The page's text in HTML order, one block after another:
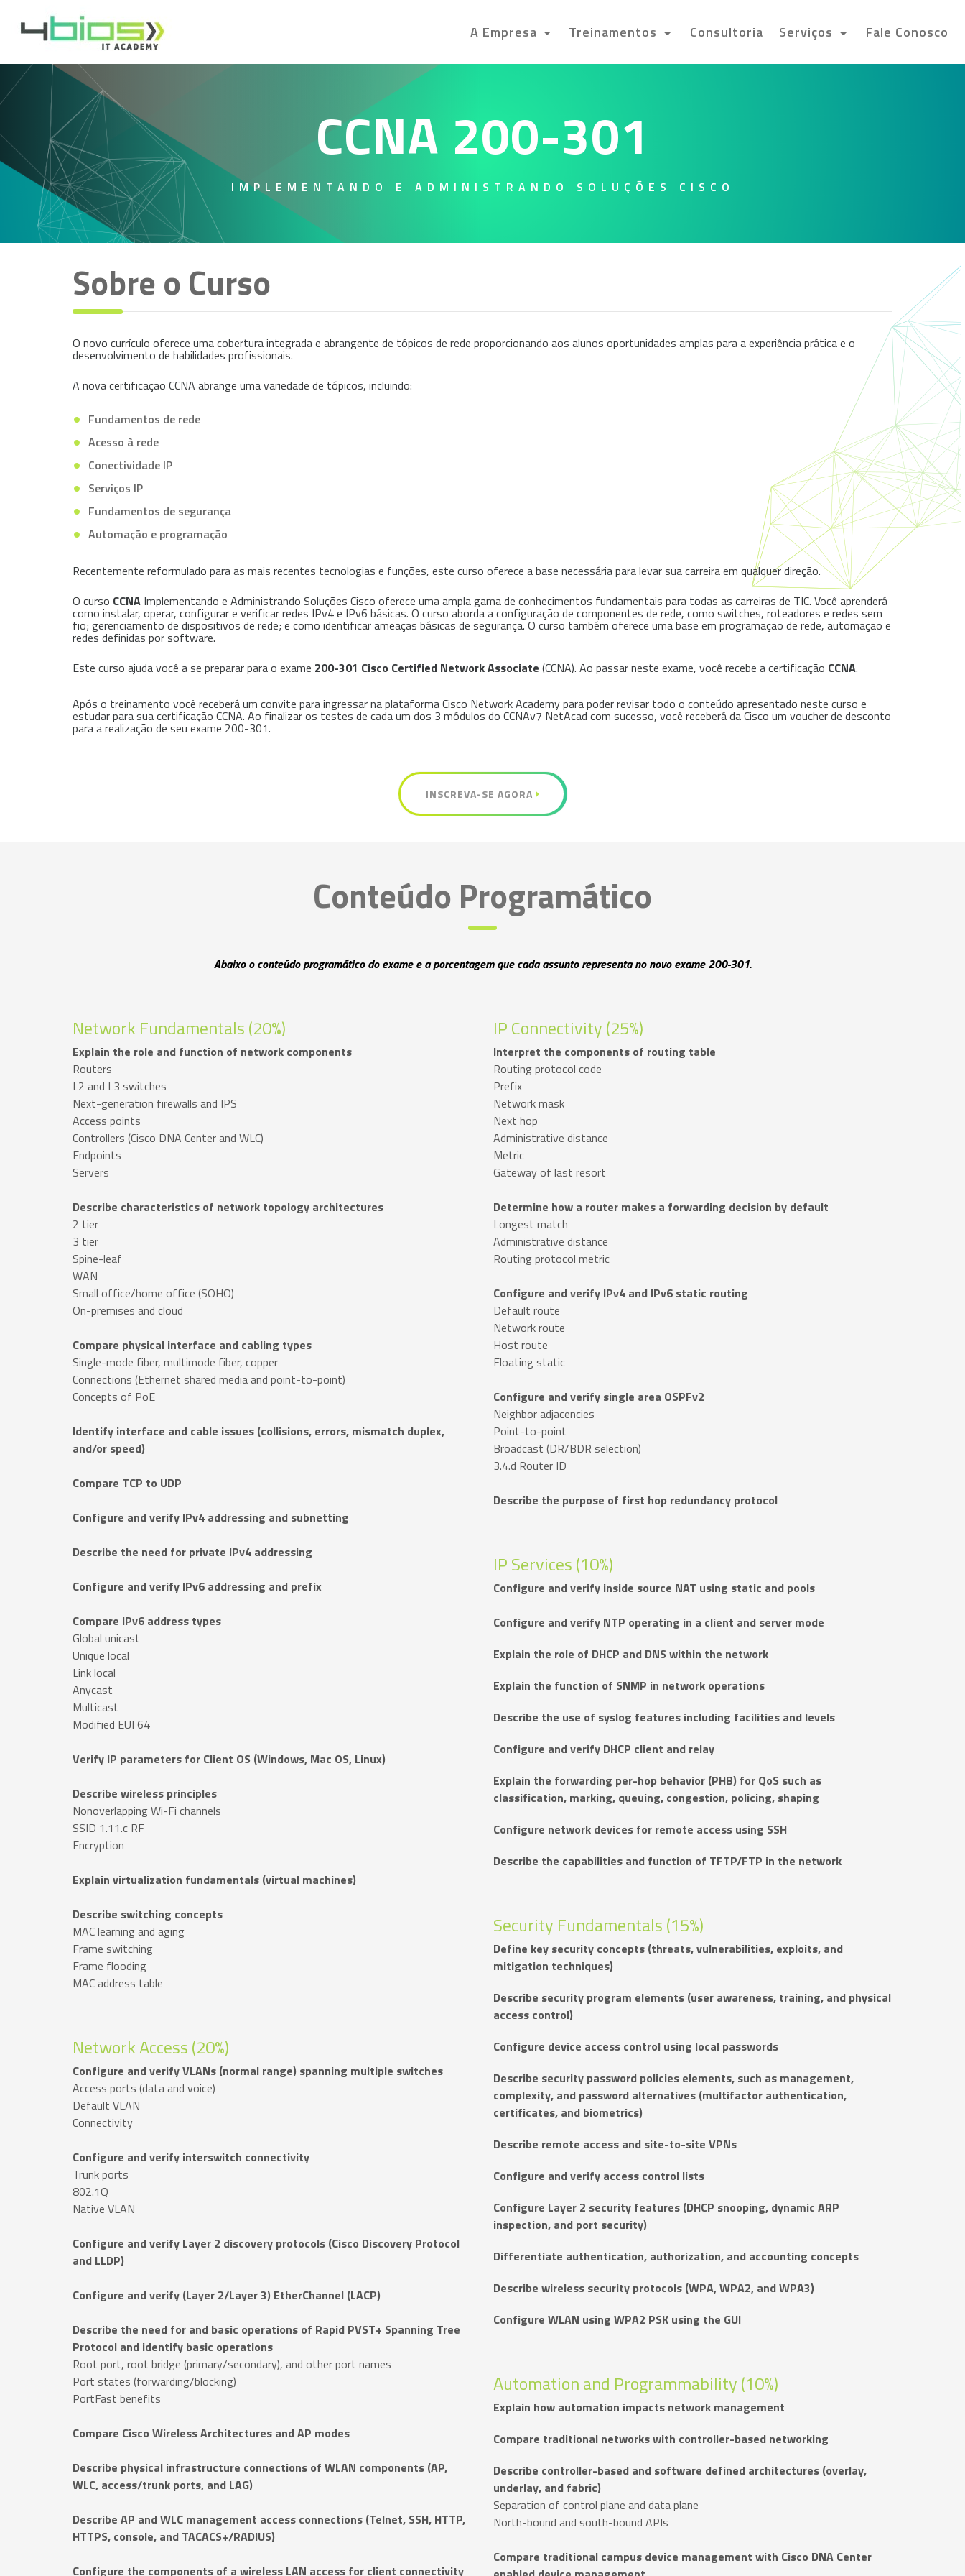
A Empresa Treinamentos Consultoria Serviços Fale Conosco
CCNA 200-301
IMPLEMENTANDO E ADMINISTRANDO SOLUÇÕES CISCO
Sobre o Curso
O novo currículo oferece uma cobertura integrada e abrangente de tópicos de rede proporcionando aos alunos oportunidades amplas para a experiência prática e o
desenvolvimento de habilidades profissionais.
A nova certificação CCNA abrange uma variedade de tópicos, incluindo:
Fundamentos de rede
Acesso à rede
Conectividade IP
Serviços IP
Fundamentos de segurança
Automação e programação
Recentemente reformulado para as mais recentes tecnologias e funções, este curso oferece a base necessária para levar sua carreira em qualquer direção.
O curso CCNA Implementando e Administrando Soluções Cisco oferece uma ampla gama de conhecimentos fundamentais para todas as carreiras de TIC. Você aprenderá
como instalar, operar, configurar e verificar redes IPv4 e IPv6 básicas. O curso aborda a configuração de componentes de rede, como switches, roteadores e redes sem
fio; gerenciamento de dispositivos de rede; e como identificar ameaças básicas de segurança. O curso também oferece uma base em programação de rede, automação e
redes definidas por software.
Este curso ajuda você a se preparar para o exame 200-301 Cisco Certified Network Associate (CCNA). Ao passar neste exame, você recebe a certificação CCNA.
Após o treinamento você receberá um convite para ingressar na plataforma Cisco Network Academy para poder revisar todo o conteúdo apresentado neste curso e
estudar para sua certificação CCNA. Ao finalizar os testes de cada um dos 3 módulos do CCNAv7 NetAcad com sucesso, você receberá da Cisco um voucher de desconto
para a realização de seu exame 200-301.
INSCREVA-SE AGORA
Conteúdo Programático
Abaixo o conteúdo programático do exame e a porcentagem que cada assunto representa no novo exame 200-301.
Network Fundamentals (20%)
Explain the role and function of network components
Routers
L2 and L3 switches
Next-generation firewalls and IPS
Access points
Controllers (Cisco DNA Center and WLC)
Endpoints
Servers
Describe characteristics of network topology architectures
2 tier
3 tier
Spine-leaf
WAN
Small office/home office (SOHO)
On-premises and cloud
Compare physical interface and cabling types
Single-mode fiber, multimode fiber, copper
Connections (Ethernet shared media and point-to-point)
Concepts of PoE
Identify interface and cable issues (collisions, errors, mismatch duplex,
and/or speed)
Compare TCP to UDP
Configure and verify IPv4 addressing and subnetting
Describe the need for private IPv4 addressing
Configure and verify IPv6 addressing and prefix
Compare IPv6 address types
Global unicast
Unique local
Link local
Anycast
Multicast
Modified EUI 64
Verify IP parameters for Client OS (Windows, Mac OS, Linux)
Describe wireless principles
Nonoverlapping Wi-Fi channels
SSID 1.11.c RF
Encryption
Explain virtualization fundamentals (virtual machines)
Describe switching concepts
MAC learning and aging
Frame switching
Frame flooding
MAC address table
Network Access (20%)
Configure and verify VLANs (normal range) spanning multiple switches
Access ports (data and voice)
Default VLAN
Connectivity
Configure and verify interswitch connectivity
Trunk ports
802.1Q
Native VLAN
Configure and verify Layer 2 discovery protocols (Cisco Discovery Protocol
and LLDP)
Configure and verify (Layer 2/Layer 3) EtherChannel (LACP)
Describe the need for and basic operations of Rapid PVST+ Spanning Tree
Protocol and identify basic operations
Root port, root bridge (primary/secondary), and other port names
Port states (forwarding/blocking)
PortFast benefits
Compare Cisco Wireless Architectures and AP modes
Describe physical infrastructure connections of WLAN components (AP,
WLC, access/trunk ports, and LAG)
Describe AP and WLC management access connections (Telnet, SSH, HTTP,
HTTPS, console, and TACACS+/RADIUS)
Configure the components of a wireless LAN access for client connectivity
IP Connectivity (25%)
Interpret the components of routing table
Routing protocol code
Prefix
Network mask
Next hop
Administrative distance
Metric
Gateway of last resort
Determine how a router makes a forwarding decision by default
Longest match
Administrative distance
Routing protocol metric
Configure and verify IPv4 and IPv6 static routing
Default route
Network route
Host route
Floating static
Configure and verify single area OSPFv2
Neighbor adjacencies
Point-to-point
Broadcast (DR/BDR selection)
3.4.d Router ID
Describe the purpose of first hop redundancy protocol
IP Services (10%)
Configure and verify inside source NAT using static and pools
Configure and verify NTP operating in a client and server mode
Explain the role of DHCP and DNS within the network
Explain the function of SNMP in network operations
Describe the use of syslog features including facilities and levels
Configure and verify DHCP client and relay
Explain the forwarding per-hop behavior (PHB) for QoS such as
classification, marking, queuing, congestion, policing, shaping
Configure network devices for remote access using SSH
Describe the capabilities and function of TFTP/FTP in the network
Security Fundamentals (15%)
Define key security concepts (threats, vulnerabilities, exploits, and
mitigation techniques)
Describe security program elements (user awareness, training, and physical
access control)
Configure device access control using local passwords
Describe security password policies elements, such as management,
complexity, and password alternatives (multifactor authentication,
certificates, and biometrics)
Describe remote access and site-to-site VPNs
Configure and verify access control lists
Configure Layer 2 security features (DHCP snooping, dynamic ARP
inspection, and port security)
Differentiate authentication, authorization, and accounting concepts
Describe wireless security protocols (WPA, WPA2, and WPA3)
Configure WLAN using WPA2 PSK using the GUI
Automation and Programmability (10%)
Explain how automation impacts network management
Compare traditional networks with controller-based networking
Describe controller-based and software defined architectures (overlay,
underlay, and fabric)
Separation of control plane and data plane
North-bound and south-bound APIs
Compare traditional campus device management with Cisco DNA Center